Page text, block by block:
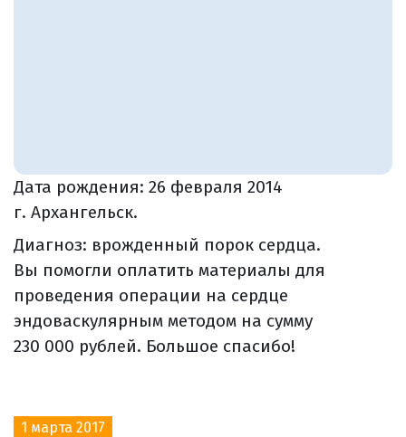
Дата рождения: 26 февраля 2014
г. Архангельск.
Диагноз: врожденный порок сердца.
Вы помогли оплатить материалы для
проведения операции на сердце
эндоваскулярным методом на сумму
230 000 рублей. Большое спасибо!
1 марта 2017